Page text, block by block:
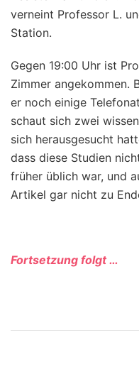
verneint Professor L.
Station.
Gegen 19:00 Uhr ist
Zimmer angekommen.
er noch einige
schaut sich zwei
sich herausgesucht
dass diese Studien
früher üblich war, und
Artikel gar nicht zu
Fortsetzung folgt …